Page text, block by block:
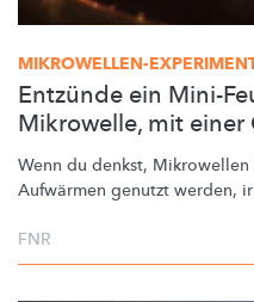
MIKROWELLEN-
Entzünde ein Mini-
Mikrowelle, mit einer
Wenn du denkst, Mikrowellen
Aufwärmen genutzt werden,
FNR